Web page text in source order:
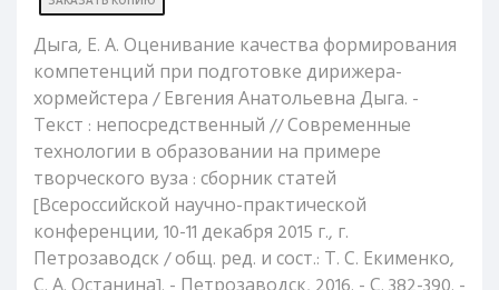
Дыга, Е. А. Оценивание качества формирования
компетенций при подготовке дирижера-
хормейстера / Евгения Анатольевна Дыга. -
Текст : непосредственный // Современные
технологии в образовании на примере
творческого вуза : сборник статей
[Всероссийской научно-практической
конференции, 10-11 декабря 2015 г., г.
Петрозаводск / общ. ред. и сост.: Т. С. Екименко,